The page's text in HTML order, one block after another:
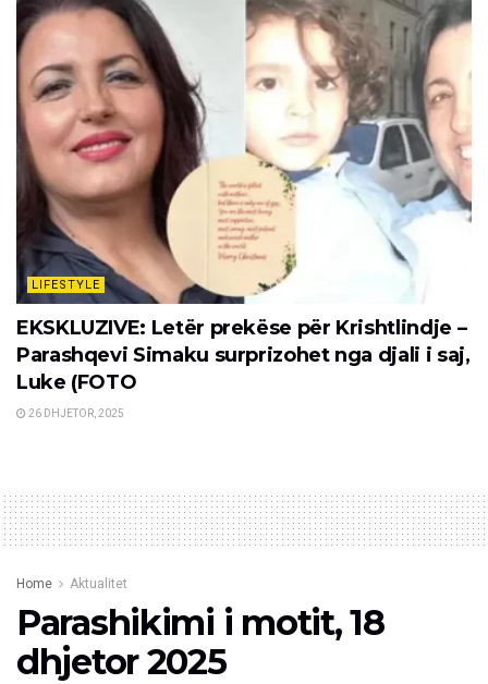
LIFESTYLE
EKSKLUZIVE: Letër prekëse për Krishtlindje –
Parashqevi Simaku surprizohet nga djali i saj,
Luke (FOTO
26 DHJETOR, 2025
Home Aktualitet
Parashikimi i motit, 18
dhjetor 2025